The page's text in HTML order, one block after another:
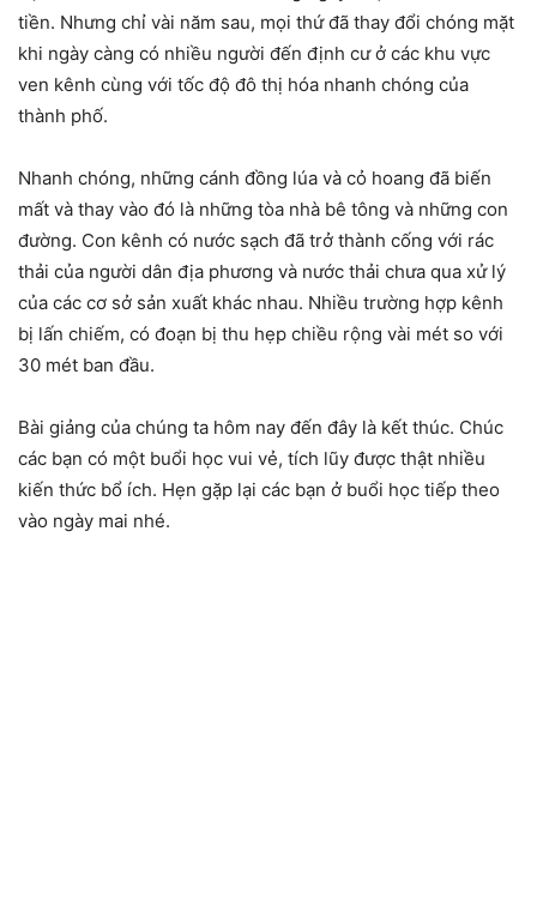
tiền. Nhưng chỉ vài năm sau, mọi thứ đã thay đổi chóng mặt
khi ngày càng có nhiều người đến định cư ở các khu vực
ven kênh cùng với tốc độ đô thị hóa nhanh chóng của
thành phố.
Nhanh chóng, những cánh đồng lúa và cỏ hoang đã biến
mất và thay vào đó là những tòa nhà bê tông và những con
đường. Con kênh có nước sạch đã trở thành cống với rác
thải của người dân địa phương và nước thải chưa qua xử lý
của các cơ sở sản xuất khác nhau. Nhiều trường hợp kênh
bị lấn chiếm, có đoạn bị thu hẹp chiều rộng vài mét so với
30 mét ban đầu.
Bài giảng của chúng ta hôm nay đến đây là kết thúc. Chúc
các bạn có một buổi học vui vẻ, tích lũy được thật nhiều
kiến thức bổ ích. Hẹn gặp lại các bạn ở buổi học tiếp theo
vào ngày mai nhé.